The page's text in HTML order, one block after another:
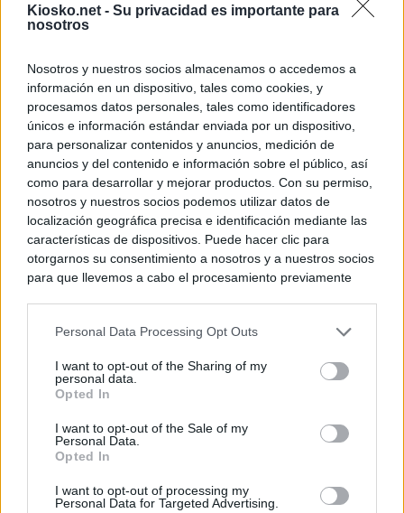
Kiosko.net - Su privacidad es importante para
nosotros
Nosotros y nuestros socios almacenamos o accedemos a
información en un dispositivo, tales como cookies, y
procesamos datos personales, tales como identificadores
únicos e información estándar enviada por un dispositivo,
para personalizar contenidos y anuncios, medición de
anuncios y del contenido e información sobre el público, así
como para desarrollar y mejorar productos. Con su permiso,
nosotros y nuestros socios podemos utilizar datos de
localización geográfica precisa e identificación mediante las
características de dispositivos. Puede hacer clic para
otorgarnos su consentimiento a nosotros y a nuestros socios
para que llevemos a cabo el procesamiento previamente
negar su consentimiento. Tenga en cuenta que algún
de su consentimiento, pero usted tiene el derecho de
rechazar tal procesamiento. Sus preferencias se aplicarán
cualquier momento entrando de nuevo en este sitio web o
visitando nuestra política de privacidad.
Personal Data Processing Opt Outs
I want to opt-out of the Sharing of my
personal data.
Opted In
I want to opt-out of the Sale of my
Personal Data.
Opted In
I want to opt-out of processing my
Personal Data for Targeted Advertising.